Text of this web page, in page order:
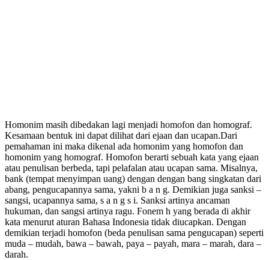
Homonim masih dibedakan lagi menjadi homofon dan homograf.
Kesamaan bentuk ini dapat dilihat dari ejaan dan ucapan.Dari
pemahaman ini maka dikenal ada homonim yang homofon dan
homonim yang homograf. Homofon berarti sebuah kata yang ejaan
atau penulisan berbeda, tapi pelafalan atau ucapan sama. Misalnya,
bank (tempat menyimpan uang) dengan dengan bang singkatan dari
abang, pengucapannya sama, yakni b a n g. Demikian juga sanksi –
sangsi, ucapannya sama, s a n g s i. Sanksi artinya ancaman
hukuman, dan sangsi artinya ragu. Fonem h yang berada di akhir
kata menurut aturan Bahasa Indonesia tidak diucapkan. Dengan
demikian terjadi homofon (beda penulisan sama pengucapan) seperti
muda – mudah, bawa – bawah, paya – payah, mara – marah, dara –
darah.